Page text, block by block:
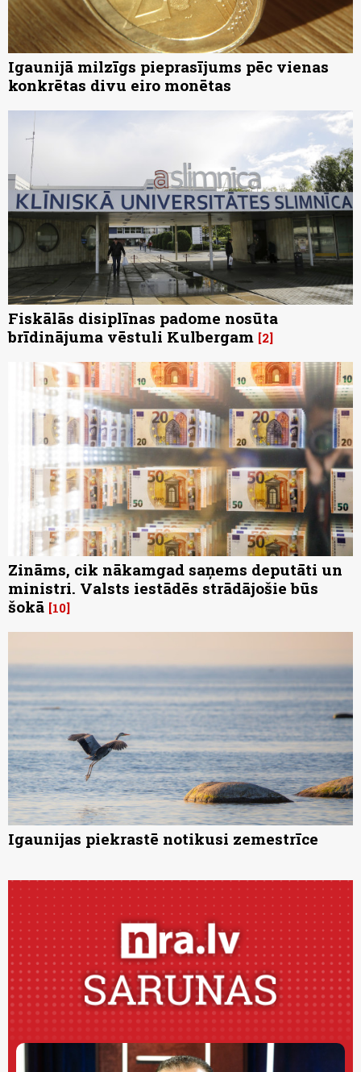
Igaunijā milzīgs pieprasījums pēc vienas
konkrētas divu eiro monētas
Fiskālās disiplīnas padome nosūta
brīdinājuma vēstuli Kulbergam 2
Zināms, cik nākamgad saņems deputāti un
ministri. Valsts iestādēs strādājošie būs
šokā 10
Igaunijas piekrastē notikusi zemestrīce